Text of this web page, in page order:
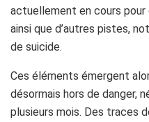
actuellement en cours
ainsi que d’autres pistes,
de suicide.
Ces éléments émergent
désormais hors de danger,
plusieurs mois. Des traces